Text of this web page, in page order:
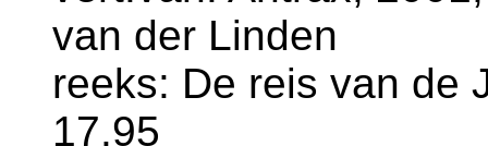
van der Linden
reeks: De reis van de
17.95